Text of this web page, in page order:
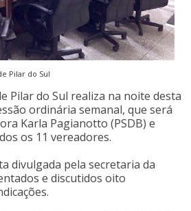
Pilar do Sul
Pilar do Sul realiza na noite desta
ordinária semanal, que será
Karla Pagianotto (PSDB) e
os 11 vereadores.
divulgada pela secretaria da
e discutidos oito